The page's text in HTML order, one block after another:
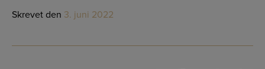
Skrevetden 3. juni 2022